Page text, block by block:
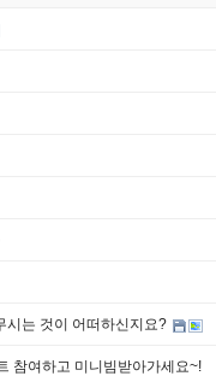
시는 것이 어떠하신지요?
참여하고 미니빔받아가세요~!